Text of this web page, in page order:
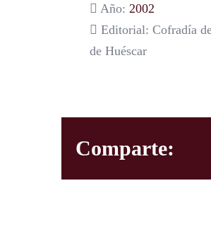
Año: 2002
Editorial: Cofradía
de Huéscar
Comparte: